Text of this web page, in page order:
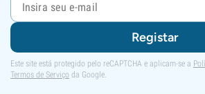
Registar
Este site está protegido pelo reCAPTCHA e aplicam-se a
Termos de Serviço da Google.